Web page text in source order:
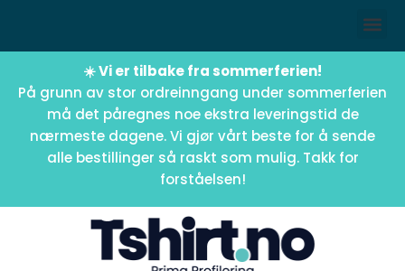
☀️ Vi er tilbake fra sommerferien!
På grunn av stor ordreinngang under sommerferien
må det påregnes noe ekstra leveringstid de
nærmeste dagene. Vi gjør vårt beste for å sende
alle bestillinger så raskt som mulig. Takk for
forståelsen!